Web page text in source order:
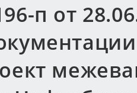
п от